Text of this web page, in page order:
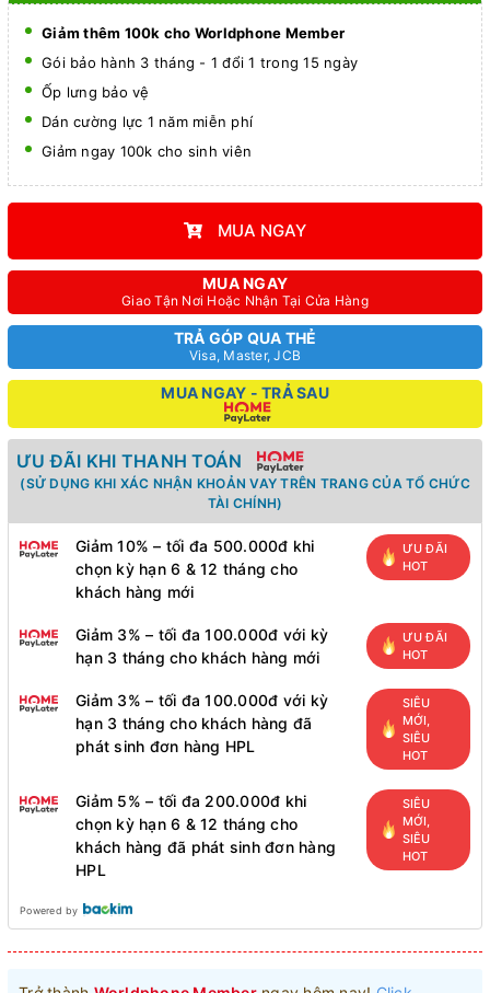
Giảm thêm 100k cho Worldphone Member
Gói bảo hành 3 tháng - 1 đổi 1 trong 15 ngày
Ốp lưng bảo vệ
Dán cường lực 1 năm miễn phí
Giảm ngay 100k cho sinh viên
MUA NGAY
MUA NGAY
Giao Tận Nơi Hoặc Nhận Tại Cửa Hàng
TRẢ GÓP QUA THẺ
Visa, Master, JCB
MUA NGAY - TRẢ SAU
ƯU ĐÃI KHI THANH TOÁN
(SỬ DỤNG KHI XÁC NHẬN KHOẢN VAY TRÊN TRANG CỦA TỔ CHỨC
TÀI CHÍNH)
Giảm 10% – tối đa 500.000đ khi
chọn kỳ hạn 6 & 12 tháng cho
khách hàng mới
ƯU ĐÃI
HOT
Giảm 3% – tối đa 100.000đ với kỳ
hạn 3 tháng cho khách hàng mới
ƯU ĐÃI
HOT
Giảm 3% – tối đa 100.000đ với kỳ
hạn 3 tháng cho khách hàng đã
phát sinh đơn hàng HPL
SIÊU
MỚI,
SIÊU
HOT
Giảm 5% – tối đa 200.000đ khi
chọn kỳ hạn 6 & 12 tháng cho
khách hàng đã phát sinh đơn hàng
HPL
SIÊU
MỚI,
SIÊU
HOT
Powered by